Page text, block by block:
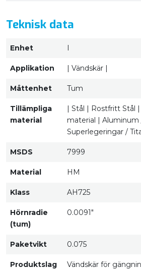
Teknisk data
Enhet
Applikation | Vändskär |
Måttenhet Tum
Tillämpliga
material
| Stål | Rostfritt Stål
material | Aluminum
Superlegeringar /
MSDS 7999
Material HM
Klass AH725
Hörnradie
(tum)
0.0091"
Paketvikt 0.075
Produktslag Vändskär för